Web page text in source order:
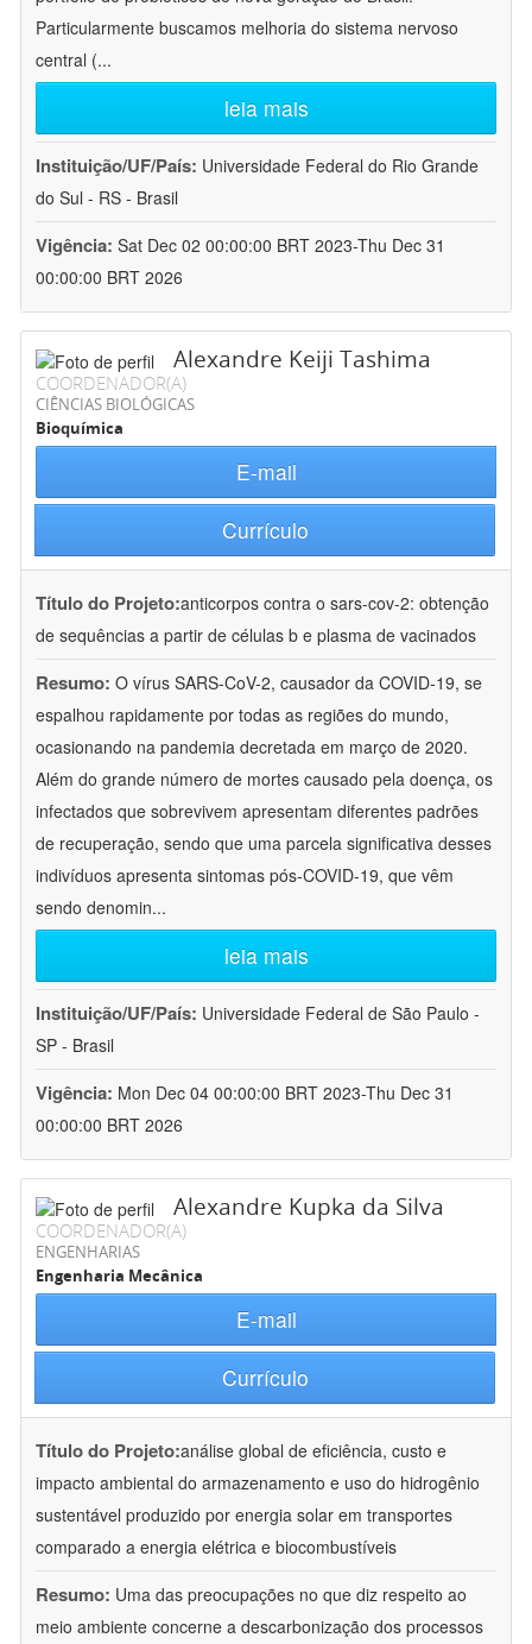
Particularmente buscamos melhoria do sistema nervoso
central (...
leia mais
Instituição/UF/País: Universidade Federal do Rio Grande
do Sul - RS - Brasil
Vigência: Sat Dec 02 00:00:00 BRT 2023-Thu Dec 31
00:00:00 BRT 2026
Alexandre Keiji Tashima
COORDENADOR(A)
CIÊNCIAS BIOLÓGICAS
Bioquímica
E-mail
Currículo
Título do Projeto:anticorpos contra o sars-cov-2: obtenção
de sequências a partir de células b e plasma de vacinados
Resumo: O vírus SARS-CoV-2, causador da COVID-19, se
espalhou rapidamente por todas as regiões do mundo,
ocasionando na pandemia decretada em março de 2020.
Além do grande número de mortes causado pela doença, os
infectados que sobrevivem apresentam diferentes padrões
de recuperação, sendo que uma parcela significativa desses
indivíduos apresenta sintomas pós-COVID-19, que vêm
sendo denomin...
leia mais
Instituição/UF/País: Universidade Federal de São Paulo -
SP - Brasil
Vigência: Mon Dec 04 00:00:00 BRT 2023-Thu Dec 31
00:00:00 BRT 2026
Alexandre Kupka da Silva
COORDENADOR(A)
ENGENHARIAS
Engenharia Mecânica
E-mail
Currículo
Título do Projeto:análise global de eficiência, custo e
impacto ambiental do armazenamento e uso do hidrogênio
sustentável produzido por energia solar em transportes
comparado a energia elétrica e biocombustíveis
Resumo: Uma das preocupações no que diz respeito ao
meio ambiente concerne a descarbonização dos processos